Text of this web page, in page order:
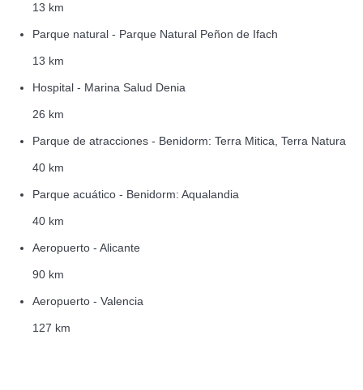
13 km
Parque natural - Parque Natural Peñon de Ifach
13 km
Hospital - Marina Salud Denia
26 km
Parque de atracciones - Benidorm: Terra Mitica, Terra Natura
40 km
Parque acuático - Benidorm: Aqualandia
40 km
Aeropuerto - Alicante
90 km
Aeropuerto - Valencia
127 km